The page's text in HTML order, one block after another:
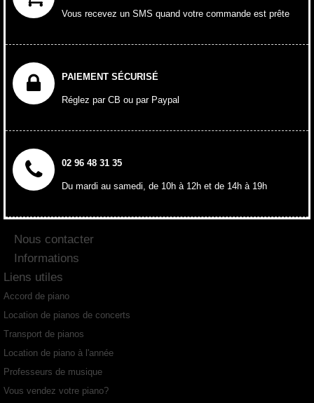
Vous recevez un SMS quand votre commande est prête
PAIEMENT SÉCURISÉ
Réglez par CB ou par Paypal
02 96 48 31 35
Du mardi au samedi, de 10h à 12h et de 14h à 19h
Nous contacter
Informations
Liens utiles
Accord de piano
Location de pianos de concerts
Transport de pianos
Location de piano à l'année
Professeurs de musique
Vous vendez votre piano?